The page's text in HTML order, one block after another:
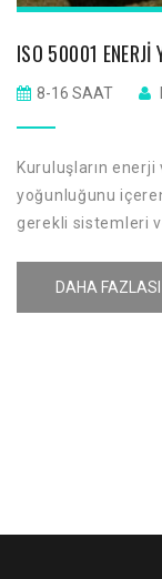
ISO 50001 ENERJI
8-16 SAAT
Kuruluşların
yoğunluğunu
gerekli sistemleri
yönetimini, enerji
DAHA FAZLASI